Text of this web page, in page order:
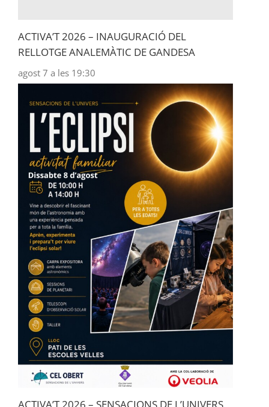
ACTIVA’T 2026 – INAUGURACIÓ DEL
RELLOTGE ANALEMÀTIC DE GANDESA
agost 7 a les 19:30